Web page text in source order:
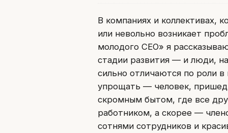
В компаниях и коллективах,
или невольно возникает
молодого CEO» я
стадии развития — и люди,
сильно отличаются по роли
упрощать — человек,
скромным бытом, где все
работником, а скорее —
сотнями сотрудников и